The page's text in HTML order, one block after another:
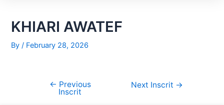
KHIARI AWATEF
By/ February 28, 2026
← Previous
Inscrit
Next Inscrit →